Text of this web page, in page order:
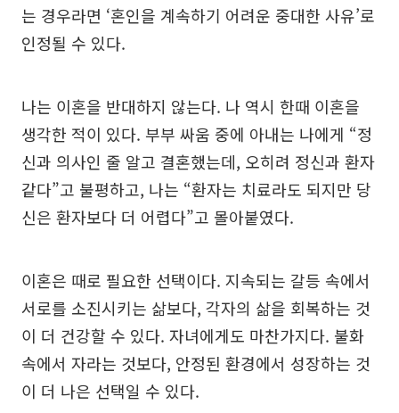
는 경우라면 ‘혼인을 계속하기 어려운 중대한 사유’로
인정될 수 있다.
나는 이혼을 반대하지 않는다. 나 역시 한때 이혼을
생각한 적이 있다. 부부 싸움 중에 아내는 나에게 “정
신과 의사인 줄 알고 결혼했는데, 오히려 정신과 환자
같다”고 불평하고, 나는 “환자는 치료라도 되지만 당
신은 환자보다 더 어렵다”고 몰아붙였다.
이혼은 때로 필요한 선택이다. 지속되는 갈등 속에서
서로를 소진시키는 삶보다, 각자의 삶을 회복하는 것
이 더 건강할 수 있다. 자녀에게도 마찬가지다. 불화
속에서 자라는 것보다, 안정된 환경에서 성장하는 것
이 더 나은 선택일 수 있다.